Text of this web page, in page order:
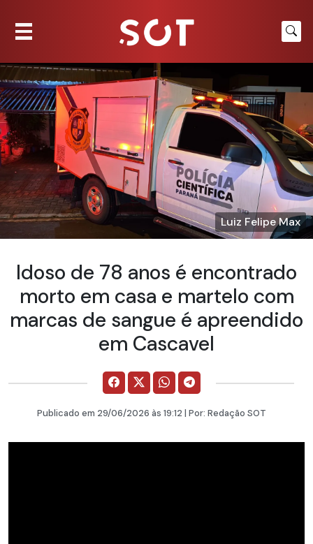
Luiz Felipe Max
Idoso de 78 anos é encontrado
morto em casa e martelo com
marcas de sangue é apreendido
em Cascavel
Publicado em 29/06/2026 às 19:12 | Por: Redação SOT